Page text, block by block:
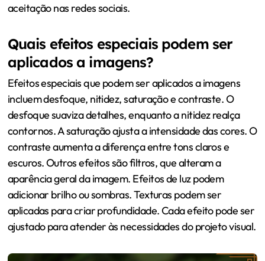
aceitação nas redes sociais.
Quais efeitos especiais podem ser
aplicados a imagens?
Efeitos especiais que podem ser aplicados a imagens
incluem desfoque, nitidez, saturação e contraste. O
desfoque suaviza detalhes, enquanto a nitidez realça
contornos. A saturação ajusta a intensidade das cores. O
contraste aumenta a diferença entre tons claros e
escuros. Outros efeitos são filtros, que alteram a
aparência geral da imagem. Efeitos de luz podem
adicionar brilho ou sombras. Texturas podem ser
aplicadas para criar profundidade. Cada efeito pode ser
ajustado para atender às necessidades do projeto visual.